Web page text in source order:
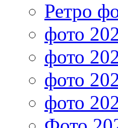
Ретро
фото
фото
фото
фото